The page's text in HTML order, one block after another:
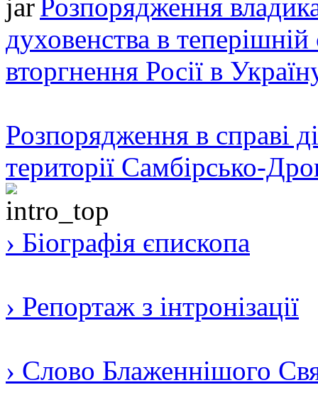
Розпорядження
духовенства в теперішній
вторгнення Росії в
Розпорядження в справі
території Самбірсько-
› Біографія єпископа
› Репортаж з інтронізації
› Слово Блаженнішого